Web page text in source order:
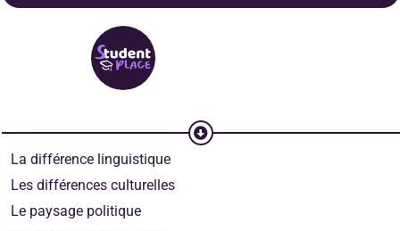
La différence linguistique
Les différences culturelles
Le paysage politique